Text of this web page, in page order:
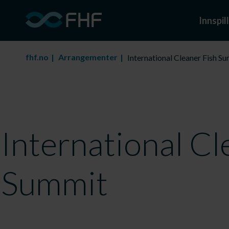
Innspill
fhf.no Arrangementer International Cleaner Fish
International
Summit